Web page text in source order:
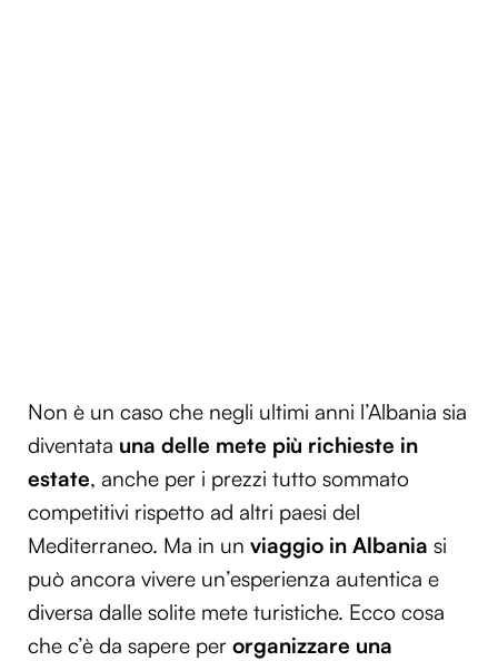
Non è un caso che negli ultimi anni l’Albania sia
diventata una delle mete più richieste in
estate, anche per i prezzi tutto sommato
competitivi rispetto ad altri paesi del
Mediterraneo. Ma in un viaggio in Albania si
può ancora vivere un’esperienza autentica e
diversa dalle solite mete turistiche. Ecco cosa
che c’è da sapere per organizzare una